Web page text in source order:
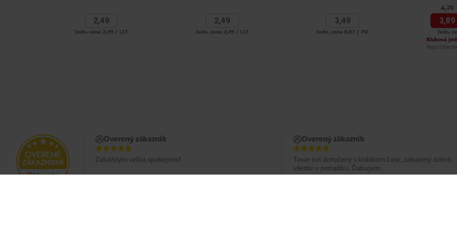
2,49
Jedn. cena 2,49 / LIT
2,49
Jedn. cena 2,49 / LIT
3,49
Jedn. cena 0,07 / PD
4,79
3,89
Jedn.
Klubová
Najnižšia
Overený zákazník
Zakaždým velka spokojnosť
Overený zákazník
Tovar bol doručený v krátkom čase, zabalený dobré,
všetko v poriadku. Ďakujem